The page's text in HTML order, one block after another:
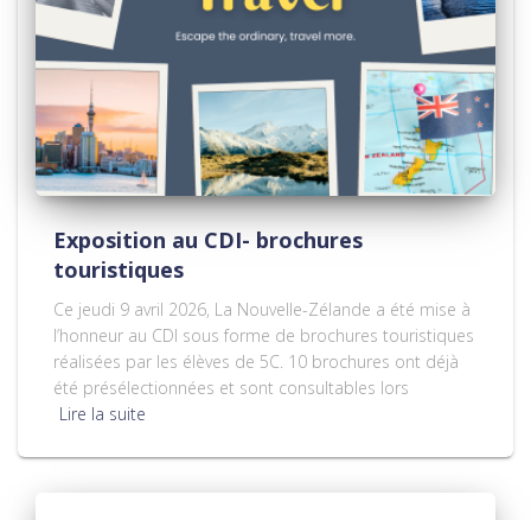
Exposition au CDI- brochures
touristiques
Ce jeudi 9 avril 2026, La Nouvelle-Zélande a été mise à
l’honneur au CDI sous forme de brochures touristiques
réalisées par les élèves de 5C. 10 brochures ont déjà
été présélectionnées et sont consultables lors
Lire la suite